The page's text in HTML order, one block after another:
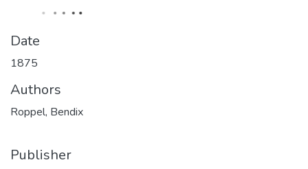
Date
1875
Authors
Roppel, Bendix
Publisher